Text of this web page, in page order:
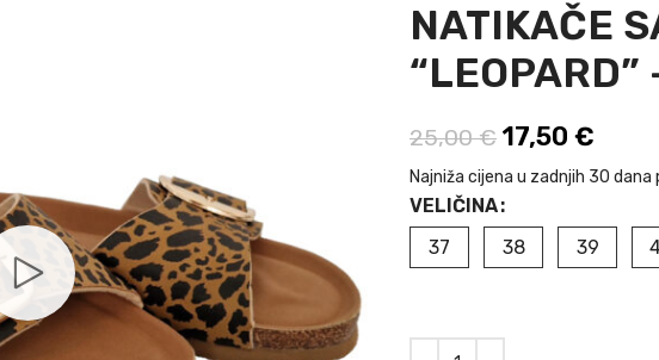
NATIKAČE
25,00€ Izvorna
17,50 €
Najniža cijena u zadnjih 30 dana
VELIČINA
37
38 39